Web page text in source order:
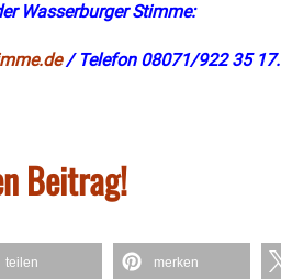
Wasserburger Stimme:
/ Telefon 08071/922 35 17.
Beitrag!
teilen merken